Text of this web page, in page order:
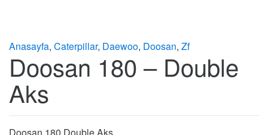
Anasayfa, Caterpillar, Daewoo, Doosan, Zf
Doosan 180 – Double
Aks
Doosan 180 Double Aks